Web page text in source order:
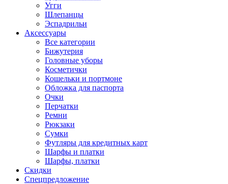
Угги
Шлепанцы
Эспадрильи
Аксессуары
Все категории
Бижутерия
Головные уборы
Косметички
Кошельки и портмоне
Обложка для паспорта
Очки
Перчатки
Ремни
Рюкзаки
Сумки
Футляры для кредитных карт
Шарфы и платки
Шарфы, платки
Скидки
Спецпредложение